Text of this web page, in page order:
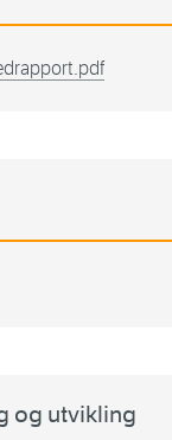
og utvikling